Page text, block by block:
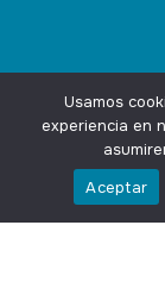
Design by
Usamos
experiencia en
Aceptar